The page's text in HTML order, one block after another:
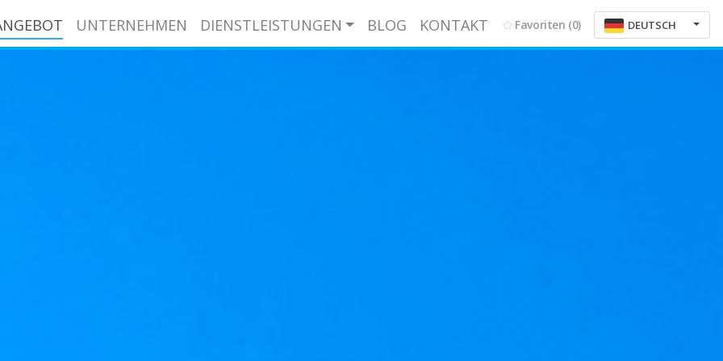
UNTERNEHMEN DIENSTLEISTUNGEN BLOG KONTAKT Favoriten (0) DEUTSCH